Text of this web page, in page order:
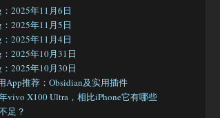
2025年11月6日
2025年11月5日
2025年11月4日
2025年10月31日
2025年10月30日
App推荐：Obsidian及实用插件
vivo X100 Ultra，相比iPhone它有哪些
足？